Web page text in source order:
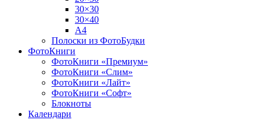
30×30
30×40
A4
Полоски из ФотоБудки
ФотоКниги
ФотоКниги «Премиум»
ФотоКниги «Слим»
ФотоКниги «Лайт»
ФотоКниги «Софт»
Блокноты
Календари